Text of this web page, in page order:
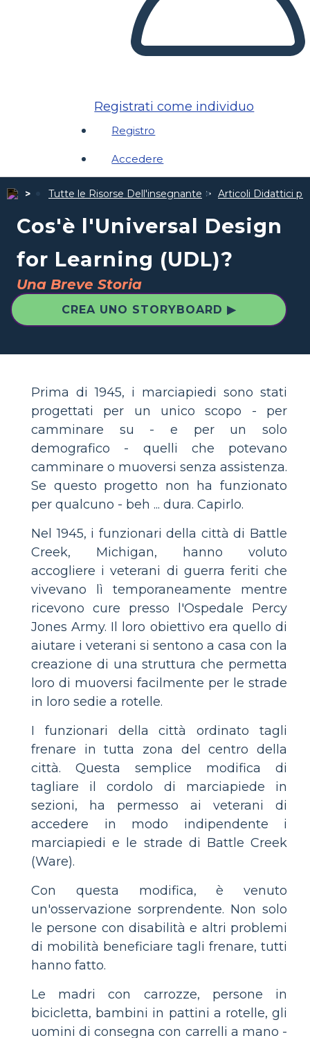
Registrati come individuo
Registro
Accedere
Tutte le Risorse Dell'insegnante Articoli Didattici
Cos'è l'Universal Design
for Learning (UDL)?
Una Breve Storia
CREA UNO STORYBOARD ▶
Prima di 1945, i marciapiedi sono stati
progettati per un unico scopo - per
camminare su - e per un solo
demografico - quelli che potevano
camminare o muoversi senza assistenza.
Se questo progetto non ha funzionato
per qualcuno - beh ... dura. Capirlo.
Nel 1945, i funzionari della città di Battle
Creek, Michigan, hanno voluto
accogliere i veterani di guerra feriti che
vivevano lì temporaneamente mentre
ricevono cure presso l'Ospedale Percy
Jones Army. Il loro obiettivo era quello di
aiutare i veterani si sentono a casa con la
creazione di una struttura che permetta
loro di muoversi facilmente per le strade
in loro sedie a rotelle.
I funzionari della città ordinato tagli
frenare in tutta zona del centro della
città. Questa semplice modifica di
tagliare il cordolo di marciapiede in
sezioni, ha permesso ai veterani di
accedere in modo indipendente i
marciapiedi e le strade di Battle Creek
(Ware).
Con questa modifica, è venuto
un'osservazione sorprendente. Non solo
le persone con disabilità e altri problemi
di mobilità beneficiare tagli frenare, tutti
hanno fatto.
Le madri con carrozze, persone in
bicicletta, bambini in pattini a rotelle, gli
uomini di consegna con carrelli a mano -